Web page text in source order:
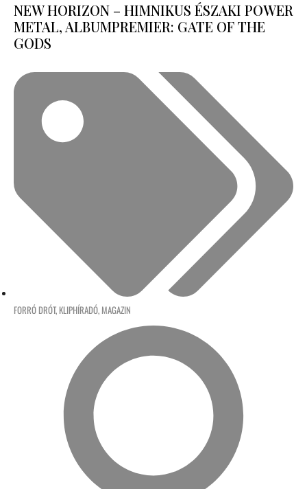
NEW HORIZON – HIMNIKUS ÉSZAKI POWER
METAL, ALBUMPREMIER: GATE OF THE
GODS
FORRÓ DRÓT, KLIPHÍRADÓ, MAGAZIN